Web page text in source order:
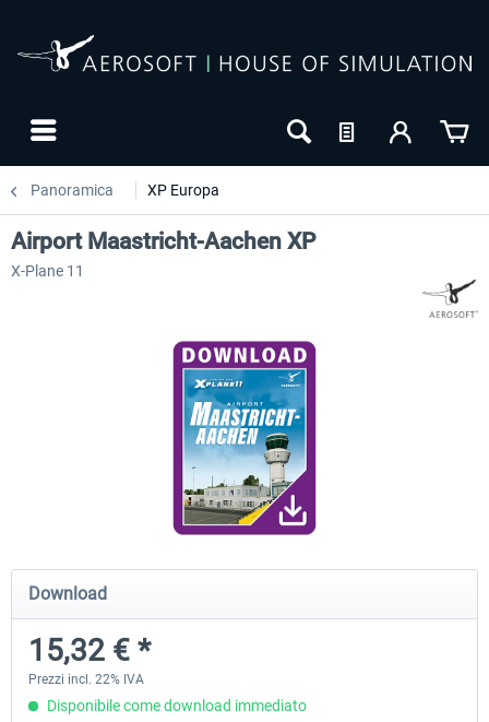
Panoramica XP Europa
Airport Berlin Brandenburg V2 XP
30,71 € *
Airport Zurich V2.0 XP
Airport Maastricht-Aachen XP
X-Plane 11
Download
15,32 € *
Prezzi incl. 22% IVA
Disponibile come download immediato